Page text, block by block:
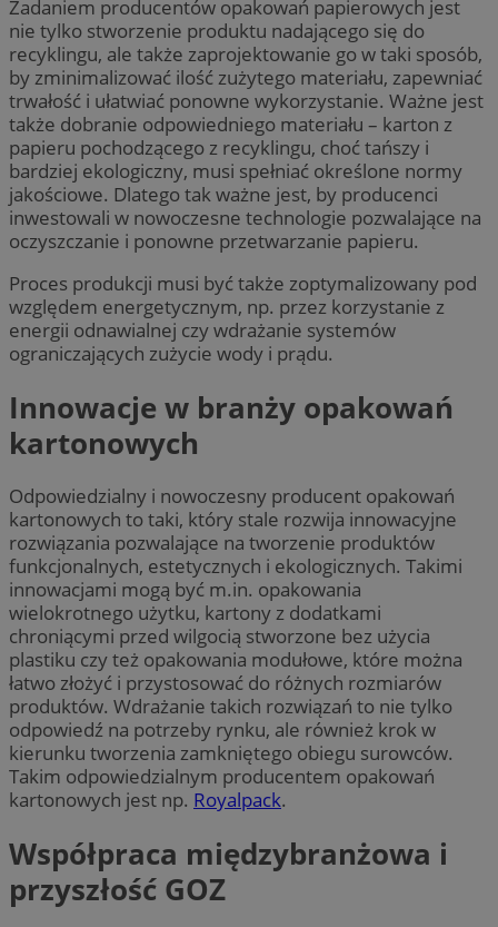
Zadaniem producentów opakowań papierowych jest
nie tylko stworzenie produktu nadającego się do
recyklingu, ale także zaprojektowanie go w taki sposób,
by zminimalizować ilość zużytego materiału, zapewniać
trwałość i ułatwiać ponowne wykorzystanie. Ważne jest
także dobranie odpowiedniego materiału – karton z
papieru pochodzącego z recyklingu, choć tańszy i
bardziej ekologiczny, musi spełniać określone normy
jakościowe. Dlatego tak ważne jest, by producenci
inwestowali w nowoczesne technologie pozwalające na
oczyszczanie i ponowne przetwarzanie papieru.
Proces produkcji musi być także zoptymalizowany pod
względem energetycznym, np. przez korzystanie z
energii odnawialnej czy wdrażanie systemów
ograniczających zużycie wody i prądu.
Innowacje w branży opakowań
kartonowych
Odpowiedzialny i nowoczesny producent opakowań
kartonowych to taki, który stale rozwija innowacyjne
rozwiązania pozwalające na tworzenie produktów
funkcjonalnych, estetycznych i ekologicznych. Takimi
innowacjami mogą być m.in. opakowania
wielokrotnego użytku, kartony z dodatkami
chroniącymi przed wilgocią stworzone bez użycia
plastiku czy też opakowania modułowe, które można
łatwo złożyć i przystosować do różnych rozmiarów
produktów. Wdrażanie takich rozwiązań to nie tylko
odpowiedź na potrzeby rynku, ale również krok w
kierunku tworzenia zamkniętego obiegu surowców.
Takim odpowiedzialnym producentem opakowań
kartonowych jest np. Royalpack.
Współpraca międzybranżowa i
przyszłość GOZ